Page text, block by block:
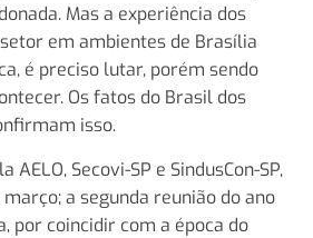
Mas a experiência dos
em ambientes de Brasília
é preciso lutar, porém sendo
Os fatos do Brasil dos
isso.
AELO, Secovi-SP e SindusCon-SP,
a segunda reunião do ano
por coincidir com a época do